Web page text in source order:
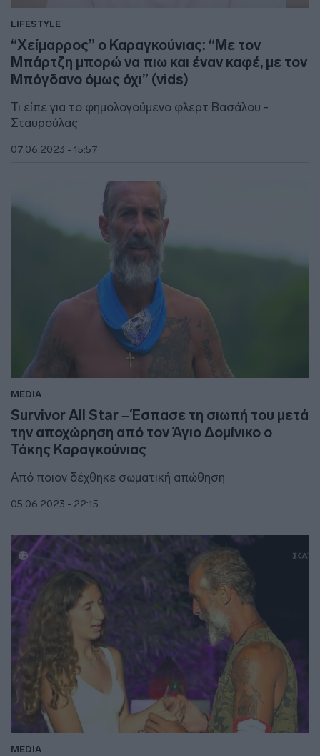
LIFESTYLE
“Χείμαρρος” ο Καραγκούνιας: “Με τον
Μπάρτζη μπορώ να πιω και έναν καφέ, με τον
Μπόγδανο όμως όχι” (vids)
Τι είπε για το φημολογούμενο φλερτ Βασάλου -
Σταυρούλας
07.06.2023 - 15:57
MEDIA
Survivor All Star – Έσπασε τη σιωπή του μετά
την αποχώρηση από τον Άγιο Δομίνικο ο
Τάκης Καραγκούνιας
Από ποιον δέχθηκε σωματική απώθηση
05.06.2023 - 22:15
MEDIA